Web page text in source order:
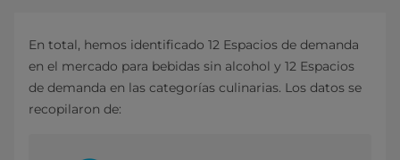
En total, hemos identificado 12 Espacios de demanda
en el mercado para bebidas sin alcohol y 12 Espacios
de demanda en las categorías culinarias. Los datos se
recopilaron de: